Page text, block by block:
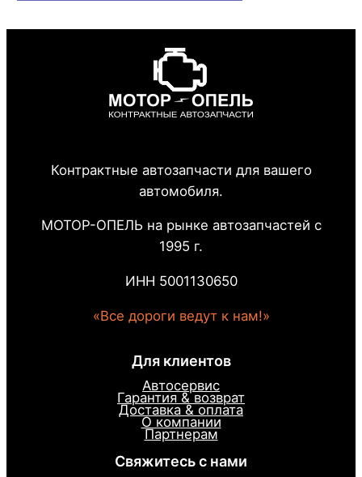
Контрактные автозапчасти для вашего
автомобиля.
МОТОР-ОПЕЛЬ на рынке автозапчастей с
1995 г.
ИНН 5001130650
«Все дороги ведут к нам!»
Для клиентов
Автосервис
Гарантия & возврат
Доставка & оплата
О компании
Партнерам
Свяжитесь с нами